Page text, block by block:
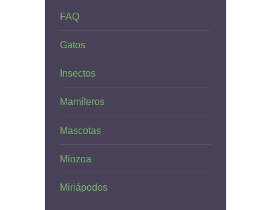
FAQ
Gatos
Insectos
Mamíferos
Mascotas
Miozoa
Miriápodos